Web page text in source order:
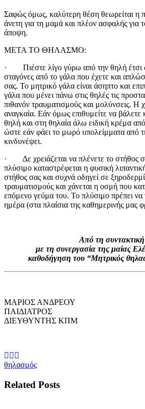
Σαφώς όμως, καλύτερη θέση θεωρείται η
άνετη για τη μαμά και πλέον ασφαλής για
άποψη.
ΜΕΤΑ ΤΟ ΘΗΛΑΣΜΟ:
· Πιέστε λίγο γύρω από την θηλή έτσι
σταγόνες από το γάλα που έχετε και
σας. Το μητρικό γάλα είναι άσηπτο και
γάλα που μένει πάνω στις θηλές τις
πιθανόν τραυματισμούς και μολύνσεις. Η
αναγκαία. Εάν όμως επιθυμείτε να
θηλή και στη θηλαία άλω ειδική κρέμα
ώστε εάν φάει το μωρό υπολείμματα από
κινδυνέψει.
· Δε χρειάζεται να πλένετε το στήθος
πλύσιμο καταστρέφεται η φυσική
στήθος σας και συχνά οδηγεί σε
τραυματισμούς και χάνεται η οσμή που
επόμενο γεύμα του. Το πλύσιμο πρέπει να
ημέρα (στα πλαίσια της καθημερινής μας
Από τη
με τη συνεργασία της μαίας
καθοδήγηση του “Μητρικός
ΜΑΡΙΟΣ ΑΝΔΡΕΟΥ
ΠΑΙΔΙΑΤΡΟΣ
ΔΙΕΥΘΥΝΤΗΣ ΚΠΜ
θηλασμός
Related Posts